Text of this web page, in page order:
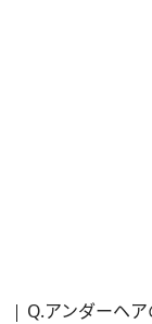
Q.アンダーヘ